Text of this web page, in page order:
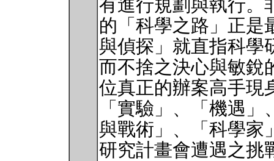
有進行規劃與執行。
的「科學之路」正是
與偵探」就直指科學
而不捨之決心與敏銳
位真正的辦案高手現
「實驗」、「機遇
與戰術」、「科學家
研究計畫會遭遇之挑